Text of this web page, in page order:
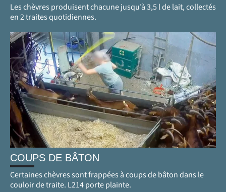
Les chèvres produisent chacune jusqu’à 3,5 l de lait, collectés
en 2 traites quotidiennes.
COUPS DE BÂTON
Certaines chèvres sont frappées à coups de bâton dans le
couloir de traite. L214 porte plainte.